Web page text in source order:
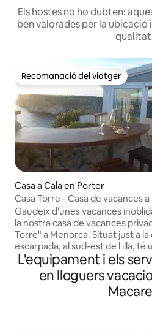
Els hostes no ho dubten:
ben valorades per la
Recomanació del viatger
Recomanació del viatger
Casa a Cala en Porter
Casa Torre - Casa de vacances a
del mar
Gaudeix d'unes vacances
la nostra casa de vacances
Torre" a Menorca. Situat just a la
escarpada, al sud-est de l'illa, té
vistes impressionants del mar
Mediterrani amb espectaculars
de sol i, sens dubte, una de les
més boniques de Menorca. La ubicació
L'equipament i els
en lloguers